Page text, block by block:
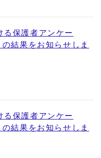
る保護者アンケー
結果をお知らせしま
る保護者アンケー
結果をお知らせしま